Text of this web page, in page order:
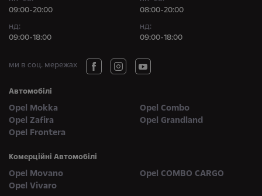
09:00-20:00
нд:
09:00-18:00
08:00-20:00
нд:
09:00-18:00
ми в соц. мережах
Автомобілі
Opel Mokka
Opel Combo
Opel Zafira
Opel Grandland
Opel Frontera
Комерційні Автомобілі
Opel Movano
Opel COMBO CARGO
Opel Vivaro